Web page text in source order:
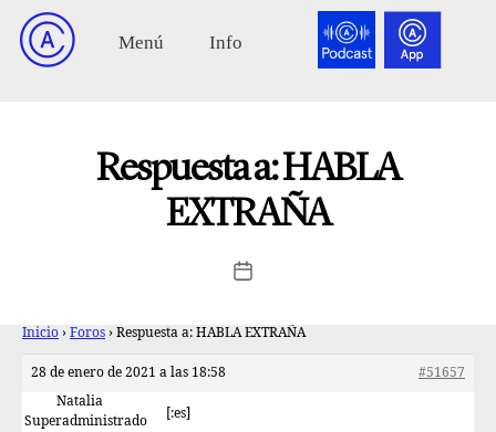
Respuesta a: HABLA
EXTRAÑA
Inicio › Foros › Respuesta a: HABLA EXTRAÑA
28 de enero de 2021 a las 18:58
#51657
Natalia
Superadministrado
[:es]